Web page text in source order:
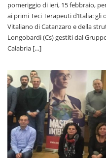
pomeriggio di ieri, 15 febbraio,
ai primi Teci Terapeuti d’Italia:
Vitaliano di Catanzaro e della
Longobardi (Cs) gestiti dal
Calabria […]